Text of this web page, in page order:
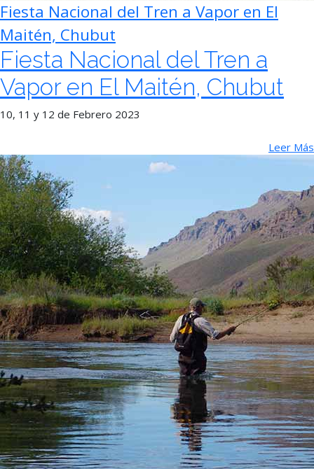
Fiesta Nacional del Tren a Vapor en El
Maitén, Chubut
Fiesta Nacional del Tren a
Vapor en El Maitén, Chubut
10, 11 y 12 de Febrero 2023
Leer Más